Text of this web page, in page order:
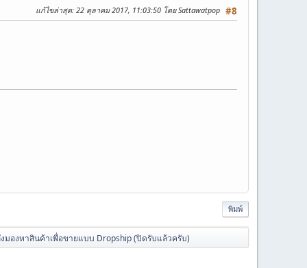
#8
แก้ไขล่าสุด: 22 ตุลาคม 2017, 11:03:50 โดย Sattawatpop
พิมพ์
มองหาสินค้าเพื่อขายแบบ Dropship (ปิดรับแล้วครับ)